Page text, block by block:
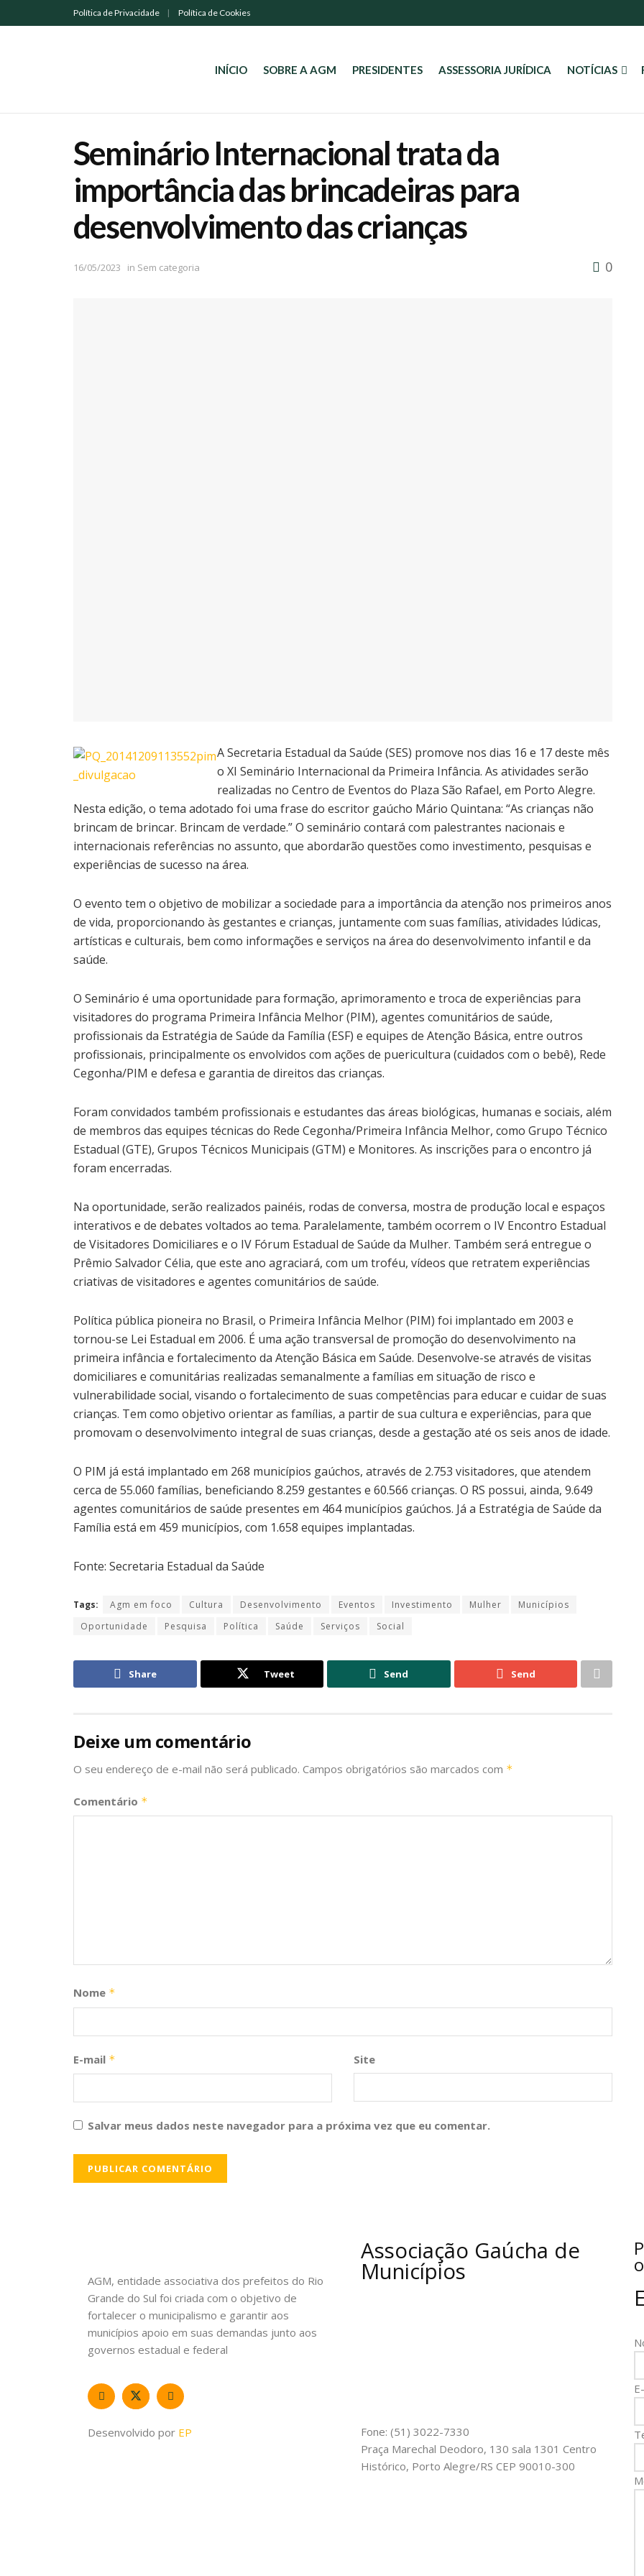
Política de Privacidade Política de Cookies
INÍCIO SOBRE A AGM PRESIDENTES ASSESSORIA JURÍDICA NOTÍCIAS
Seminário Internacional trata da
importância das brincadeiras para
desenvolvimento das crianças
16/05/2023 in Sem categoria 0
A Secretaria Estadual da Saúde (SES) promove nos dias 16 e 17 deste mês
o XI Seminário Internacional da Primeira Infância. As atividades serão
realizadas no Centro de Eventos do Plaza São Rafael, em Porto Alegre.
Nesta edição, o tema adotado foi uma frase do escritor gaúcho Mário Quintana: “As crianças não
brincam de brincar. Brincam de verdade.” O seminário contará com palestrantes nacionais e
internacionais referências no assunto, que abordarão questões como investimento, pesquisas e
experiências de sucesso na área.
O evento tem o objetivo de mobilizar a sociedade para a importância da atenção nos primeiros anos
de vida, proporcionando às gestantes e crianças, juntamente com suas famílias, atividades lúdicas,
artísticas e culturais, bem como informações e serviços na área do desenvolvimento infantil e da
saúde.
O Seminário é uma oportunidade para formação, aprimoramento e troca de experiências para
visitadores do programa Primeira Infância Melhor (PIM), agentes comunitários de saúde,
profissionais da Estratégia de Saúde da Família (ESF) e equipes de Atenção Básica, entre outros
profissionais, principalmente os envolvidos com ações de puericultura (cuidados com o bebê), Rede
Cegonha/PIM e defesa e garantia de direitos das crianças.
Foram convidados também profissionais e estudantes das áreas biológicas, humanas e sociais, além
de membros das equipes técnicas do Rede Cegonha/Primeira Infância Melhor, como Grupo Técnico
Estadual (GTE), Grupos Técnicos Municipais (GTM) e Monitores. As inscrições para o encontro já
foram encerradas.
Na oportunidade, serão realizados painéis, rodas de conversa, mostra de produção local e espaços
interativos e de debates voltados ao tema. Paralelamente, também ocorrem o IV Encontro Estadual
de Visitadores Domiciliares e o IV Fórum Estadual de Saúde da Mulher. Também será entregue o
Prêmio Salvador Célia, que este ano agraciará, com um troféu, vídeos que retratem experiências
criativas de visitadores e agentes comunitários de saúde.
Política pública pioneira no Brasil, o Primeira Infância Melhor (PIM) foi implantado em 2003 e
tornou-se Lei Estadual em 2006. É uma ação transversal de promoção do desenvolvimento na
primeira infância e fortalecimento da Atenção Básica em Saúde. Desenvolve-se através de visitas
domiciliares e comunitárias realizadas semanalmente a famílias em situação de risco e
vulnerabilidade social, visando o fortalecimento de suas competências para educar e cuidar de suas
crianças. Tem como objetivo orientar as famílias, a partir de sua cultura e experiências, para que
promovam o desenvolvimento integral de suas crianças, desde a gestação até os seis anos de idade.
O PIM já está implantado em 268 municípios gaúchos, através de 2.753 visitadores, que atendem
cerca de 55.060 famílias, beneficiando 8.259 gestantes e 60.566 crianças. O RS possui, ainda, 9.649
agentes comunitários de saúde presentes em 464 municípios gaúchos. Já a Estratégia de Saúde da
Família está em 459 municípios, com 1.658 equipes implantadas.
Fonte: Secretaria Estadual da Saúde
Tags: Agm em foco Cultura Desenvolvimento Eventos Investimento Mulher
Municípios
Oportunidade
Pesquisa Política Saúde Serviços Social
Share Tweet Send Send
Deixe um comentário
O seu endereço de e-mail não será publicado. Campos obrigatórios são marcados com *
Comentário *
Nome *
E-mail * Site
Salvar meus dados neste navegador para a próxima vez que eu comentar.
AGM, entidade associativa dos prefeitos do Rio
Grande do Sul foi criada com o objetivo de
fortalecer o municipalismo e garantir aos
municípios apoio em suas demandas junto aos
governos estadual e federal
Desenvolvido por EP
Associação Gaúcha de
Municípios
Fone: (51) 3022-7330
Praça Marechal Deodoro, 130 sala 1301 Centro
Histórico, Porto Alegre/RS CEP 90010-300